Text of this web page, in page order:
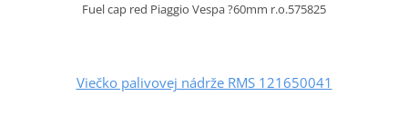
Fuel cap red Piaggio Vespa ?60mm r.o.575825
Viečko palivovej nádrže RMS 121650041